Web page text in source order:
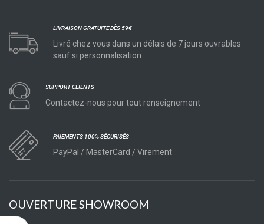
LIVRAISON GRATUITE DÈS 59€
Livré chez vous dans un délais de 7 jours ouvrables
sauf si personnalisation
SUPPORT CLIENTS
Contactez-nous pour tout renseignement
PAIEMENTS 100% SÉCURISÉS
PayPal / MasterCard / Virement
OUVERTURE SHOWROOM